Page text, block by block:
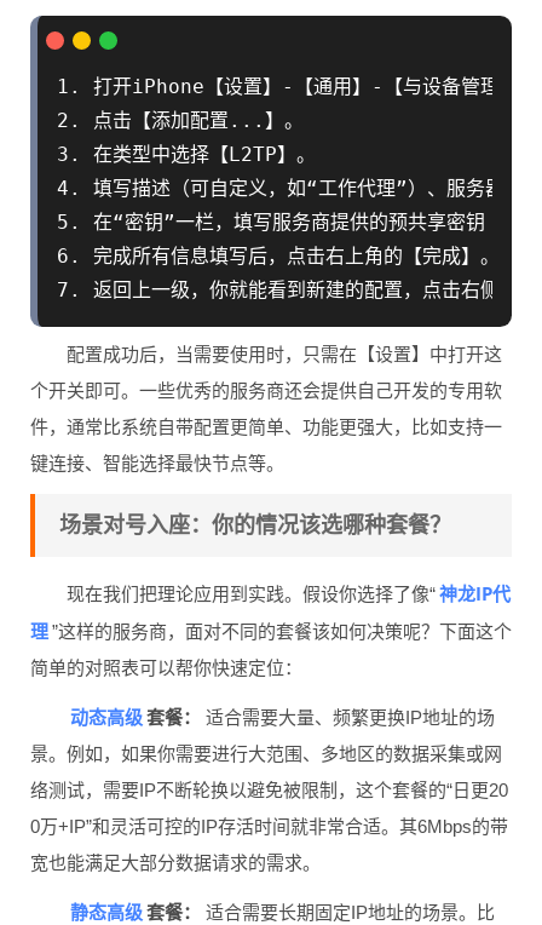
1. 打开iPhone【设置】-【通用】-【与设备管理】。
2. 点击【添加配置...】。
3. 在类型中选择【L2TP】。
4. 填写描述（可自定义，如“工作代理”）、服务器（
5. 在“密钥”一栏，填写服务商提供的预共享密钥（如
6. 完成所有信息填写后，点击右上角的【完成】。
配置成功后，当需要使用时，只需在【设置】中打开这
个开关即可。一些优秀的服务商还会提供自己开发的专用软
件，通常比系统自带配置更简单、功能更强大，比如支持一
键连接、智能选择最快节点等。
场景对号入座：你的情况该选哪种套餐？
现在我们把理论应用到实践。假设你选择了像“神龙IP代
理”这样的服务商，面对不同的套餐该如何决策呢？下面这个
简单的对照表可以帮你快速定位：
动态高级套餐：
适合需要大量、频繁更换IP地址的场
景。例如，如果你需要进行大范围、多地区的数据采集或网
络测试，需要IP不断轮换以避免被限制，这个套餐的“日更20
0万+IP”和灵活可控的IP存活时间就非常合适。其6Mbps的带
宽也能满足大部分数据请求的需求。
静态高级套餐： 适合需要长期固定IP地址的场景。比